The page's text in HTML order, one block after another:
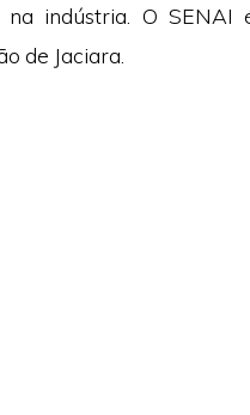
na indústria. O SENAI
de Jaciara.